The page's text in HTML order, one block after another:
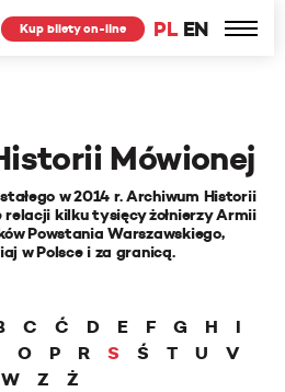
PL EN
Kup bilety on-line
Mówionej
w 2014 r. Archiwum Historii
kilku tysięcy żołnierzy Armii
Powstania Warszawskiego,
w Polsce i za granicą.
C Ć D E F G H
I
O P R S Ś T U
V
W
Z
Ż